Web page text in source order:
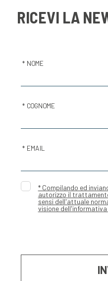
RICEVI LA
* NOME
* COGNOME
* EMAIL
* Compilando ed
autorizzo il
sensi dell'attuale
visione dell'informativa